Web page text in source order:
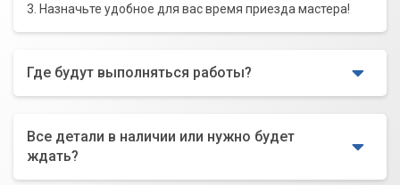
3. Назначьте удобное для вас время приезда мастера!
Где будут выполняться работы?
Все детали в наличии или нужно будет
ждать?